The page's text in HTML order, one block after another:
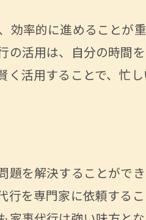
る際の注意点
特別なサービス
得られる清潔感
げるためのポイント
りの家事代行活用術
率的に進めることが
活用は、自分の時間
活用することで、忙
を解決することがで
を専門家に依頼する